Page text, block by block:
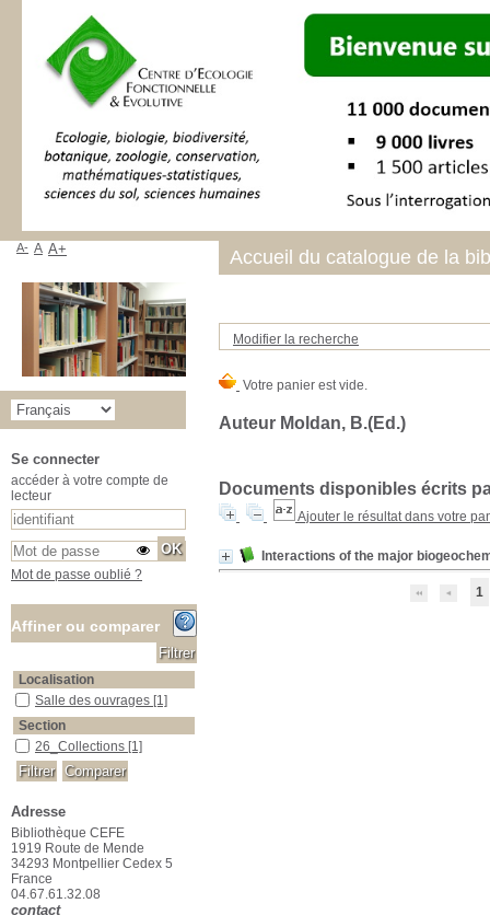
Modifier la recherche
Auteur Moldan, B.(Ed.)
Documents disponibles écrits
Ajouter le résultat dans votre
Interactions of the major
1
Accueil du catalogue de la
A- A A+
Se connecter
accéder à votre compte de
lecteur
Mot de passe oublié ?
Affiner ou comparer
Localisation
Salle des ouvrages
Salle des ouvrages [1]
Section
26_Collections
26_Collections [1]
Adresse
Bibliothèque CEFE
1919 Route de Mende
34293 Montpellier Cedex 5
France
04.67.61.32.08
contact